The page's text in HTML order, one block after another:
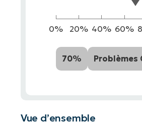
0% 20% 40% 60%
70% Problèmes
Vue d’ensemble